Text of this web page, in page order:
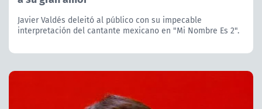
Javier Valdés deleitó al público con su impecable
interpretación del cantante mexicano en "Mi Nombre Es 2".